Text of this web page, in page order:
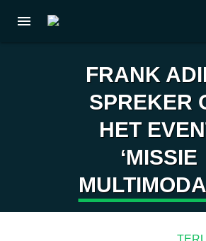
menu
FRANK
SPREKER
HET
‘MISSIE